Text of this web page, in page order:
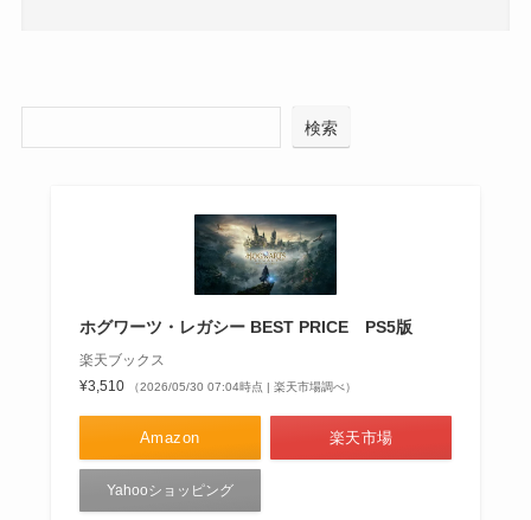
検索
ホグワーツ・レガシー BEST PRICE PS5版
楽天ブックス
¥3,510
（2026/05/30 07:04時点 | 楽天市場調べ）
Amazon 楽天市場
Yahooショッピング